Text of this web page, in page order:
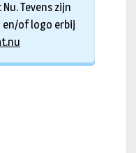
Tevens zijn
en/of logo erbij